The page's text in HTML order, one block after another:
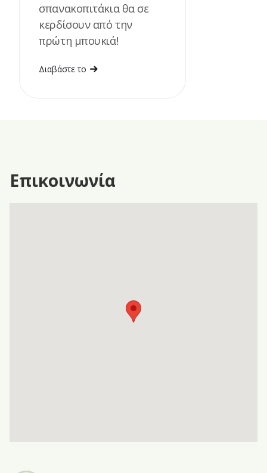
σπανακοπιτάκια θα σε
κερδίσουν από την
πρώτη μπουκιά!
Διαβάστε το
Επικοινωνία